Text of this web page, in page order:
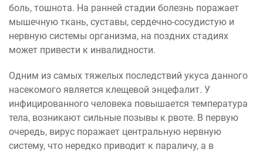
боль, тошнота. На ранней стадии болезнь поражает
мышечную ткань, суставы, сердечно-сосудистую и
нервную системы организма, на поздних стадиях
может привести к инвалидности.
Одним из самых тяжелых последствий укуса данного
насекомого является клещевой энцефалит. У
инфицированного человека повышается температура
тела, возникают сильные позывы к рвоте. В первую
очередь, вирус поражает центральную нервную
систему, что нередко приводит к параличу, а в